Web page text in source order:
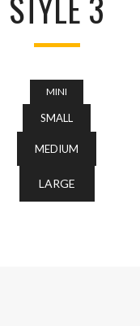
MINI
SMALL
MEDIUM
LARGE